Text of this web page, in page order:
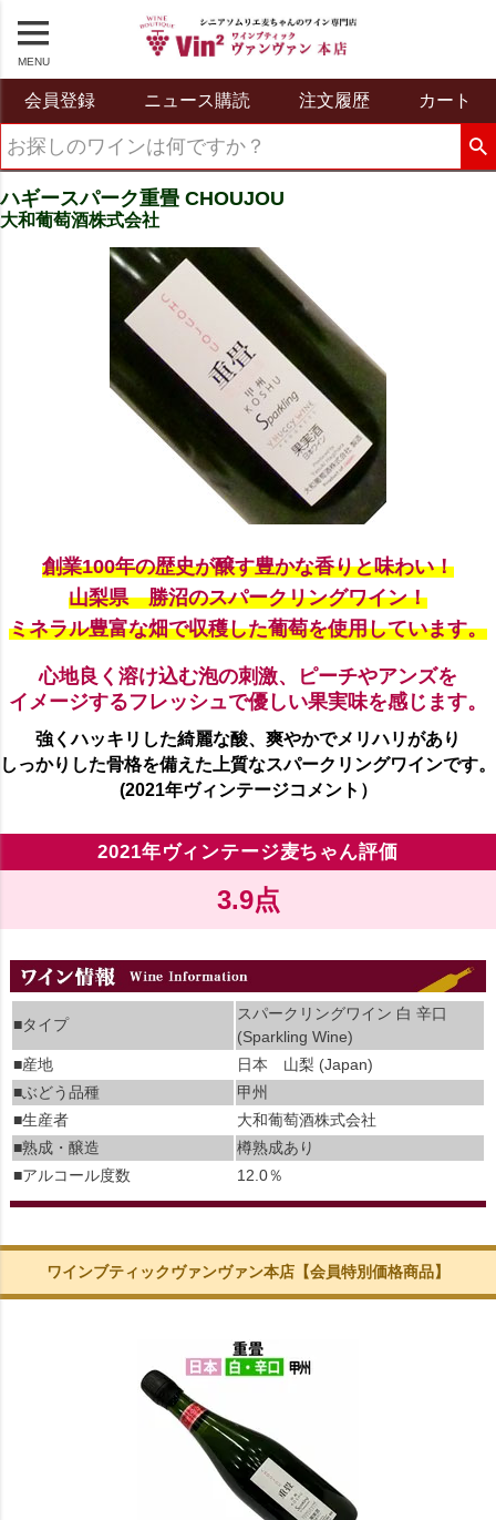
MENU
会員登録 ニュース購読 注文履歴 カート
ハギースパーク重畳 CHOUJOU
大和葡萄酒株式会社
創業100年の歴史が醸す豊かな香りと味わい！
山梨県 勝沼のスパークリングワイン！
ミネラル豊富な畑で収穫した葡萄を使用しています。
心地良く溶け込む泡の刺激、ピーチやアンズを
イメージするフレッシュで優しい果実味を感じます。
強くハッキリした綺麗な酸、爽やかでメリハリがあり
しっかりした骨格を備えた上質なスパークリングワインです。
(2021年ヴィンテージコメント）
2021年ヴィンテージ麦ちゃん評価
3.9点
■タイプ
スパークリングワイン 白 辛口
(Sparkling Wine)
■産地
日本 山梨 (Japan)
■ぶどう品種
甲州
■生産者
大和葡萄酒株式会社
■熟成・醸造
樽熟成あり
■アルコール度数
12.0％
ワインブティックヴァンヴァン本店【会員特別価格商品】